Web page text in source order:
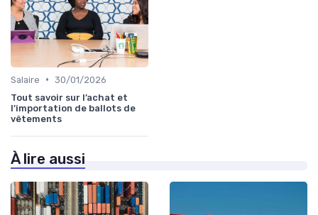
Salaire • 30/01/2026
Tout savoir sur l’achat et
l’importation de ballots de
vêtements
À lire aussi